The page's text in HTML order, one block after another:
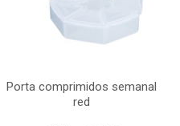
Porta comprimidos semanal
red